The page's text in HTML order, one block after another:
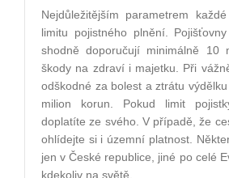
Nejdůležitějším parametrem
limitu pojistného plnění.
shodně doporučují minimálně 10
škody na zdraví i majetku. Při
odškodné za bolest a ztrátu
milion korun. Pokud limit
doplatíte ze svého. V případě, že
ohlídejte si i územní platnost.
jen v České republice, jiné po celé
kdekoliv na světě.